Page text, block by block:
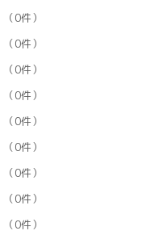
（0件）
（0件）
（0件）
（0件）
（0件）
（0件）
（0件）
（0件）
（0件）